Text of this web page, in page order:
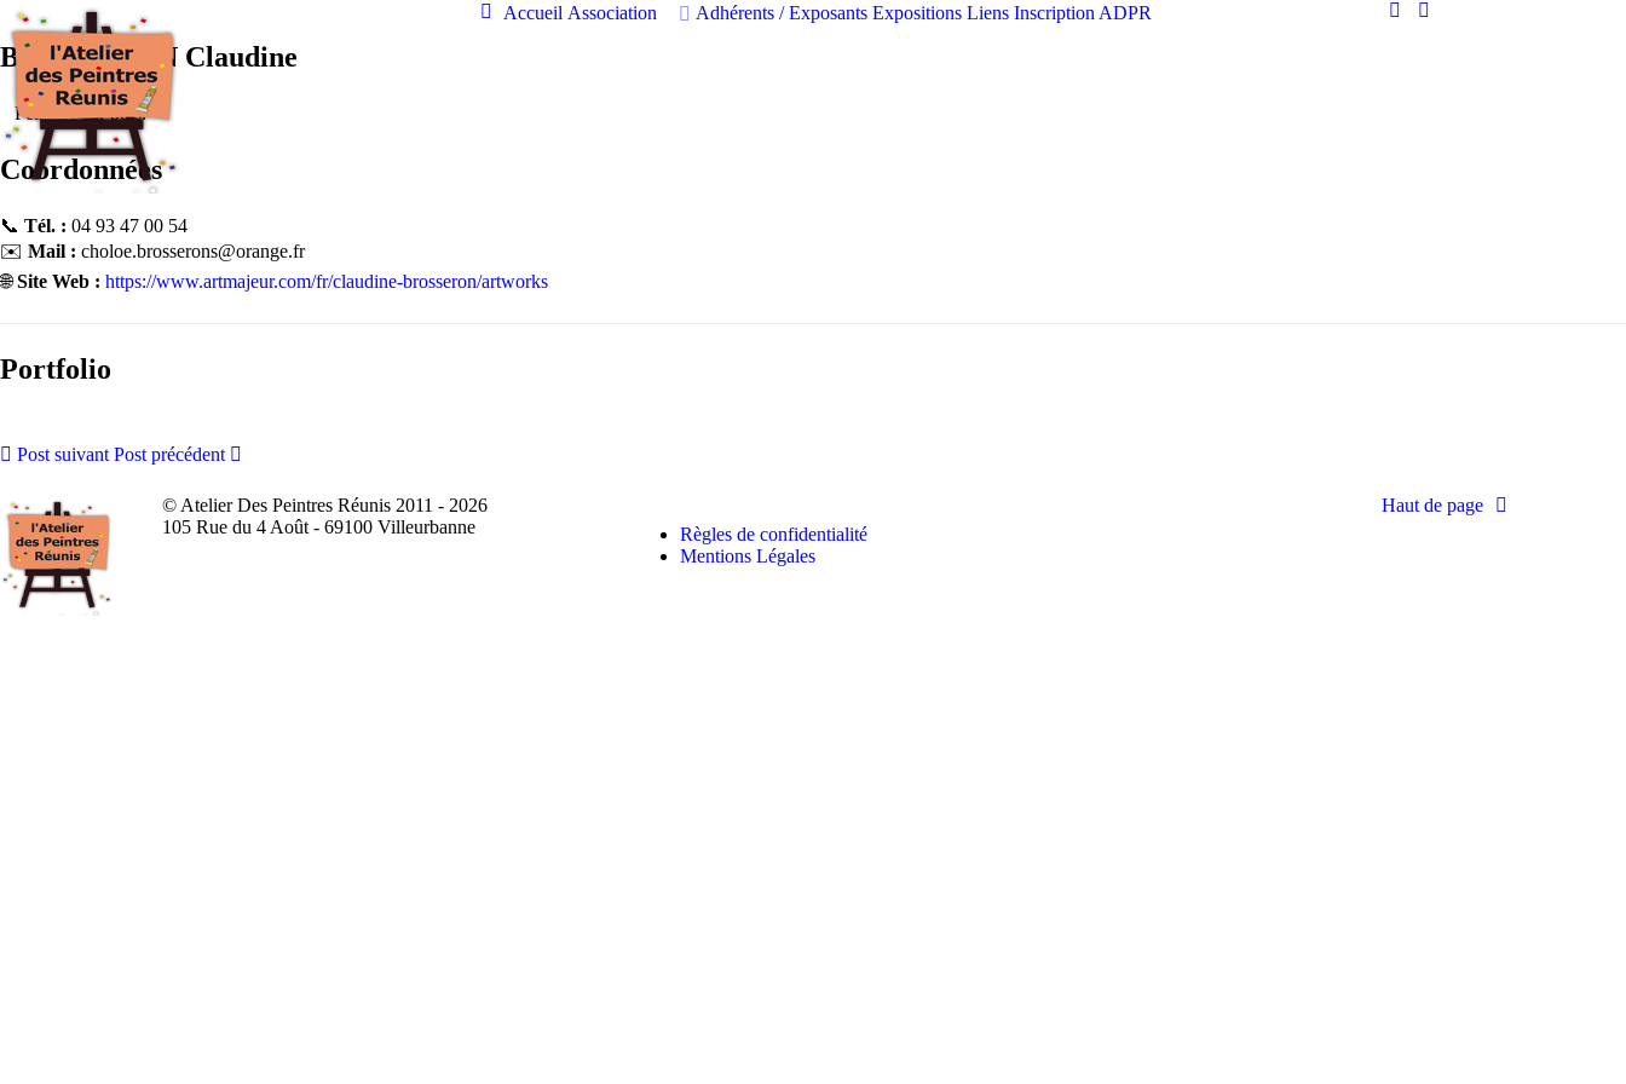
Accueil Association Adhérents / Exposants Expositions Liens Inscription ADPR
BROSSERON Claudine
Peinture sur bois.
Coordonnées
📞 Tél. : 04 93 47 00 54
✉️ Mail : choloe.brosserons@orange.fr
🌐Site Web : https://www.artmajeur.com/fr/claudine-brosseron/artworks
Portfolio
Post suivant Post précédent
© Atelier Des Peintres Réunis 2011 - 2026
105 Rue du 4 Août - 69100 Villeurbanne
Règles de confidentialité
Mentions Légales
Haut de page